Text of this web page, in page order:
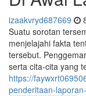
izaakvryd687669
Suatu sorotan
menjelajahi fakta
tersebut.
serta cita-cita yang
https://
penderitaan-